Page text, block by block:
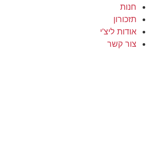
חנות
תזכורון
אודות ליצ’י
צור קשר